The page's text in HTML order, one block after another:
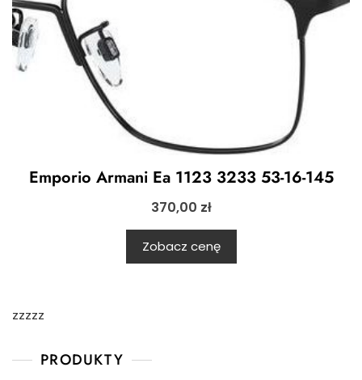
Emporio Armani Ea 1123 3233 53-16-145
370,00 zł
Zobacz cenę
zzzzz
PRODUKTY